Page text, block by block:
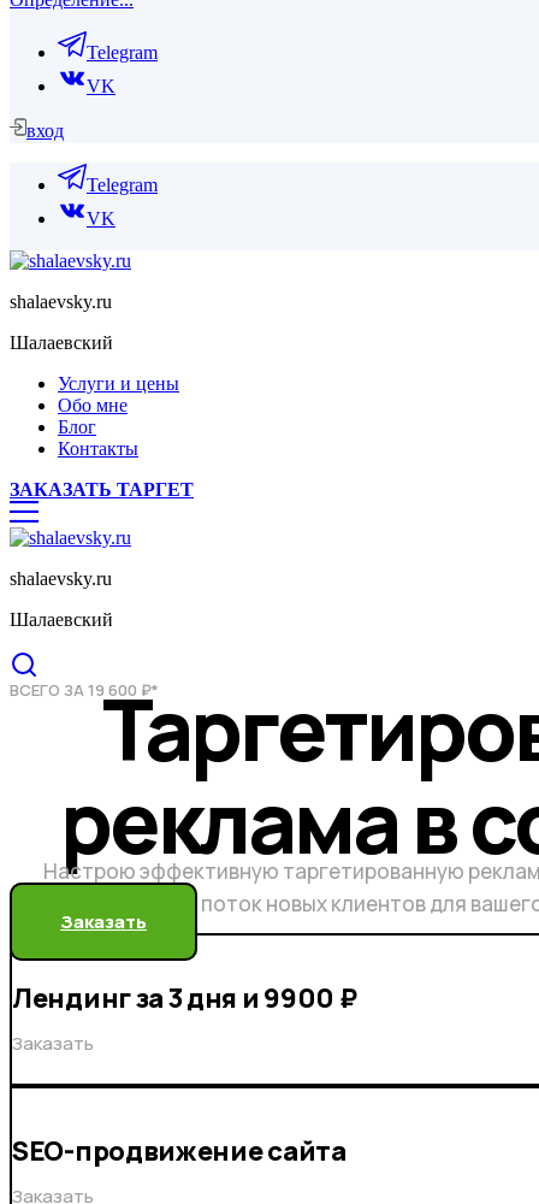
Telegram
VK
вход
Telegram
VK
shalaevsky.ru
Шалаевский
Услуги и цены
Обо мне
Блог
Контакты
ЗАКАЗАТЬ ТАРГЕТ
shalaevsky.ru
Шалаевский
ВСЕГО ЗА 19 600 ₽*
реклама в
Настрою эффективную таргетированную
бесконечный поток новых клиентов для
Заказать
Лендинг за 3 дня и 9900 ₽
Заказать
SEO-продвижение сайта
Заказать